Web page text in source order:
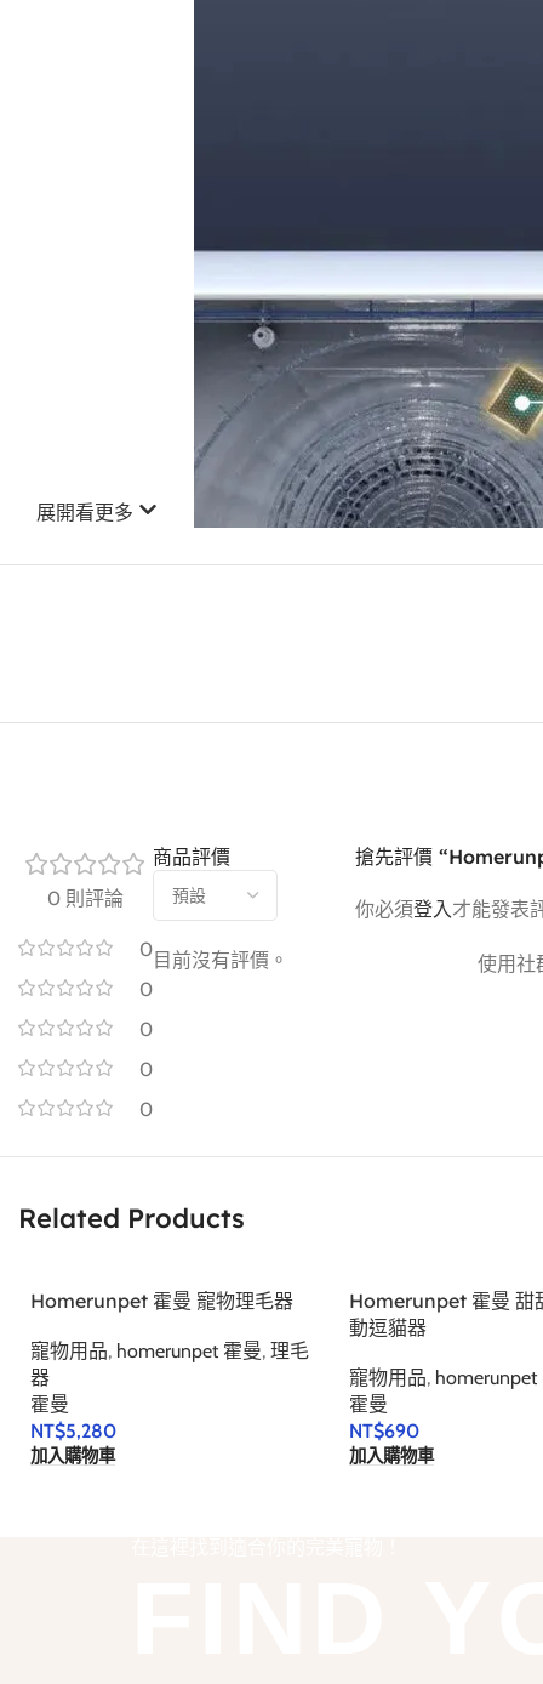
展開看更多
0 則評論
0
0
0
0
0
商品評價
目前沒有評價。
搶先評價
你必須登入才能發表
使用社
Related Products
Homerunpet 霍曼 寵物理毛器
寵物用品, homerunpet 霍曼, 理毛
器
霍曼
NT$5,280
加入購物車
Homerunpet 霍曼 甜
動逗貓器
寵物用品, homerunpet
霍曼
NT$690
加入購物車